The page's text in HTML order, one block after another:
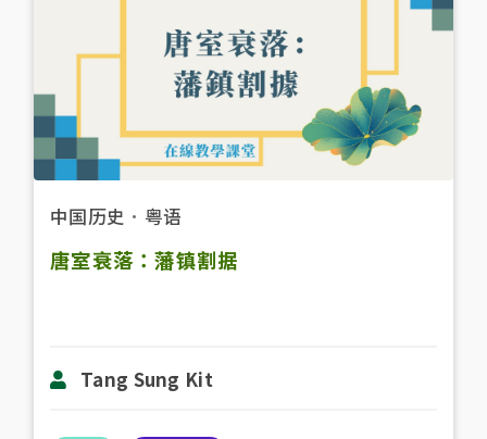
中国历史 ． 粤语
唐室衰落：藩镇割据
Tang Sung Kit